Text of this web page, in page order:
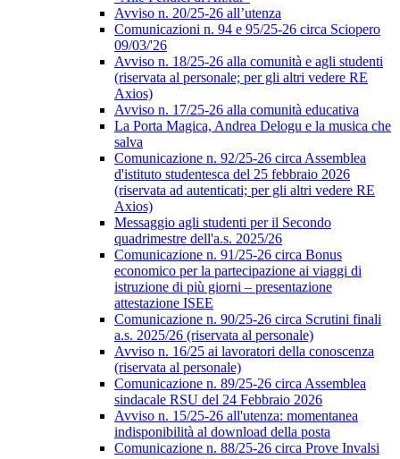
Avviso n. 20/25-26 all’utenza
Comunicazioni n. 94 e 95/25-26 circa Sciopero
09/03/'26
Avviso n. 18/25-26 alla comunità e agli studenti
(riservata al personale; per gli altri vedere RE
Axios)
Avviso n. 17/25-26 alla comunità educativa
La Porta Magica, Andrea Delogu e la musica che
salva
Comunicazione n. 92/25-26 circa Assemblea
d'istituto studentesca del 25 febbraio 2026
(riservata ad autenticati; per gli altri vedere RE
Axios)
Messaggio agli studenti per il Secondo
quadrimestre dell'a.s. 2025/26
Comunicazione n. 91/25-26 circa Bonus
economico per la partecipazione ai viaggi di
istruzione di più giorni – presentazione
attestazione ISEE
Comunicazione n. 90/25-26 circa Scrutini finali
a.s. 2025/26 (riservata al personale)
Avviso n. 16/25 ai lavoratori della conoscenza
(riservata al personale)
Comunicazione n. 89/25-26 circa Assemblea
sindacale RSU del 24 Febbraio 2026
Avviso n. 15/25-26 all'utenza: momentanea
indisponibilità al download della posta
Comunicazione n. 88/25-26 circa Prove Invalsi